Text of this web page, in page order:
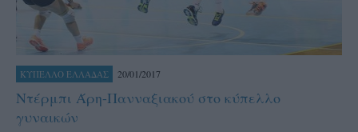
ΚΥΠΕΛΛΟ ΕΛΛΑΔΑΣ 20/01/2017
Ντέρμπι Άρη-Πανναξιακού στο κύπελλο
γυναικών